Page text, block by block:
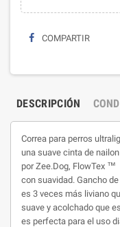
COMPARTIR
DESCRIPCIÓN
Correa para perros
una suave cinta de
por Zee.Dog, FlowTex ™
con suavidad. Gancho
es 3 veces más liviano
suave y acolchado que
es perfecta para el uso